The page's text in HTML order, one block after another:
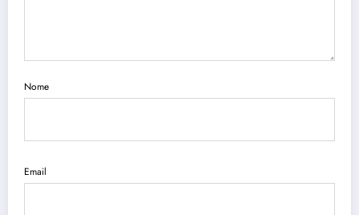
Nome
Email